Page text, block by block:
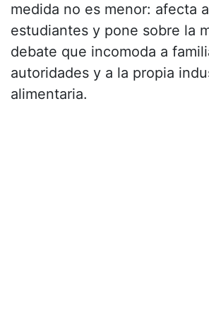
medida no es menor: afecta
estudiantes y pone sobre la
debate que incomoda a
autoridades y a la propia
alimentaria.